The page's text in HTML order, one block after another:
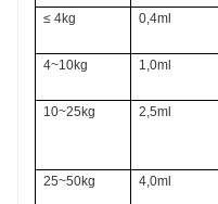
≤ 4kg 0,4ml
4~10kg
1,0ml
10~25kg
2,5ml
25~50kg
4,0ml